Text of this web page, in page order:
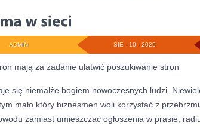
SIE - 10 - 2025
ADMIN
mają za zadanie ułatwić poszukiwanie stron
się niemalże bogiem nowoczesnych ludzi.
mało który biznesmen woli korzystać z
zamiast umieszczać ogłoszenia w prasie,